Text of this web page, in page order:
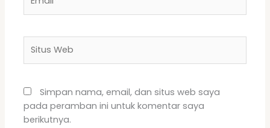
Web
Simpan nama, email, dan situs web saya
pada peramban ini untuk komentar saya
berikutnya.